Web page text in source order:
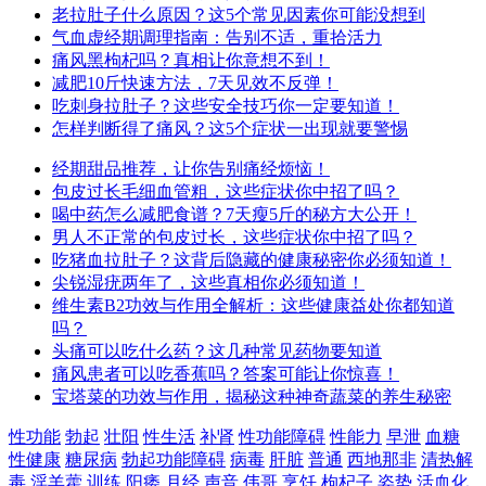
老拉肚子什么原因？这5个常见因素你可能没想到
气血虚经期调理指南：告别不适，重拾活力
痛风黑枸杞吗？真相让你意想不到！
减肥10斤快速方法，7天见效不反弹！
吃刺身拉肚子？这些安全技巧你一定要知道！
怎样判断得了痛风？这5个症状一出现就要警惕
经期甜品推荐，让你告别痛经烦恼！
包皮过长毛细血管粗，这些症状你中招了吗？
喝中药怎么减肥食谱？7天瘦5斤的秘方大公开！
男人不正常的包皮过长，这些症状你中招了吗？
吃猪血拉肚子？这背后隐藏的健康秘密你必须知道！
尖锐湿疣两年了，这些真相你必须知道！
维生素B2功效与作用全解析：这些健康益处你都知道
吗？
头痛可以吃什么药？这几种常见药物要知道
痛风患者可以吃香蕉吗？答案可能让你惊喜！
宝塔菜的功效与作用，揭秘这种神奇蔬菜的养生秘密
性功能 勃起 壮阳 性生活 补肾 性功能障碍 性能力 早泄 血糖
性健康 糖尿病 勃起功能障碍 病毒 肝脏 普通 西地那非 清热解